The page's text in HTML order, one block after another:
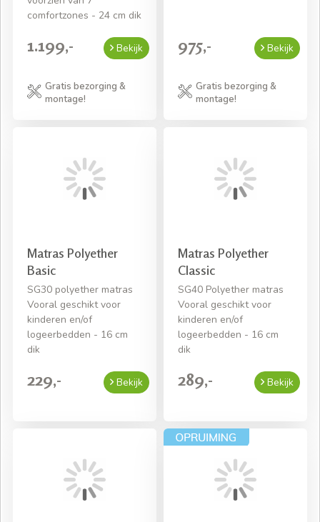
comfortzones - 24 cm dik
1.199,- Bekijk
Gratis bezorging &
montage!
975,- Bekijk
Gratis bezorging &
montage!
Matras Polyether
Basic
SG30 polyether matras
Vooral geschikt voor
kinderen en/of
logeerbedden - 16 cm
dik
229,- Bekijk
Matras Polyether
Classic
SG40 Polyether matras
Vooral geschikt voor
kinderen en/of
logeerbedden - 16 cm
dik
289,- Bekijk